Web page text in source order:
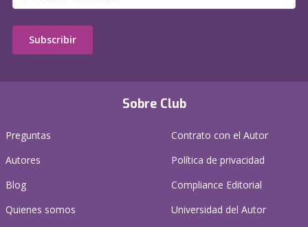
Sobre Club
Preguntas
Autores
Blog
Quienes somos
Contrato con el Autor
Política de privacidad
Compliance Editorial
Universidad del Autor
Subscribir